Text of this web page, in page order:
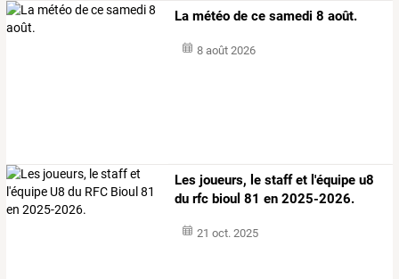
La météo de ce samedi 8 août.
8 août 2026
Les joueurs, le staff et l'équipe u8
du rfc bioul 81 en 2025-2026.
21 oct. 2025